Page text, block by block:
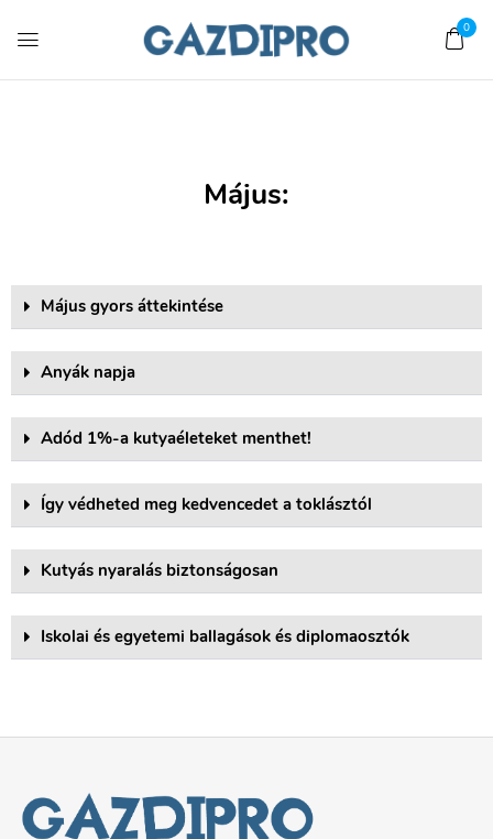
0
Május:
Május gyors áttekintése
Anyák napja
Adód 1%-a kutyaéleteket menthet!
Így védheted meg kedvencedet a toklásztól
Kutyás nyaralás biztonságosan
Iskolai és egyetemi ballagások és diplomaosztók